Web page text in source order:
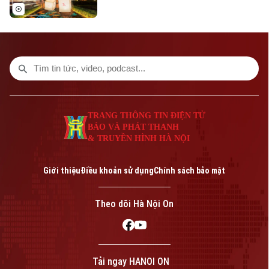
Theo dõi Hà Nội On
Di tích
Dinh dưỡng
Bóng đá
Golf
Giải trí
Sao
Đã phát sóng
Liên hệ đường dây nóng (bấm để gọi)
0865.116.699
TRANG THÔNG TIN ĐIỆN TỬ
BÁO VÀ PHÁT THANH
& TRUYỀN HÌNH HÀ NỘI
Giới thiệuĐiều khoản sử dụngChính sách bảo mật
Theo dõi Hà Nội On
Tải ngay HANOI ON